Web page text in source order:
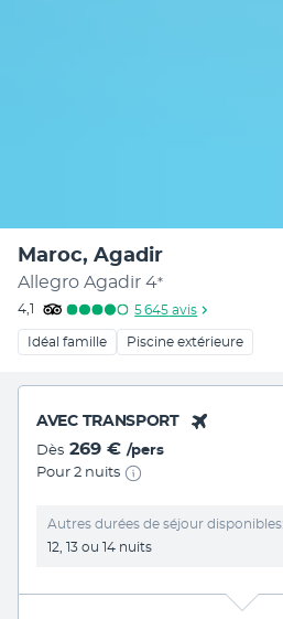
Maroc, Agadir
Allegro Agadir 4*
4,1 5 645 avis
Idéal famille Piscine extérieure
AVEC TRANSPORT
Dès 269 € /pers
Pour 2 nuits
Autres durées de séjour disponibles
12, 13 ou 14 nuits